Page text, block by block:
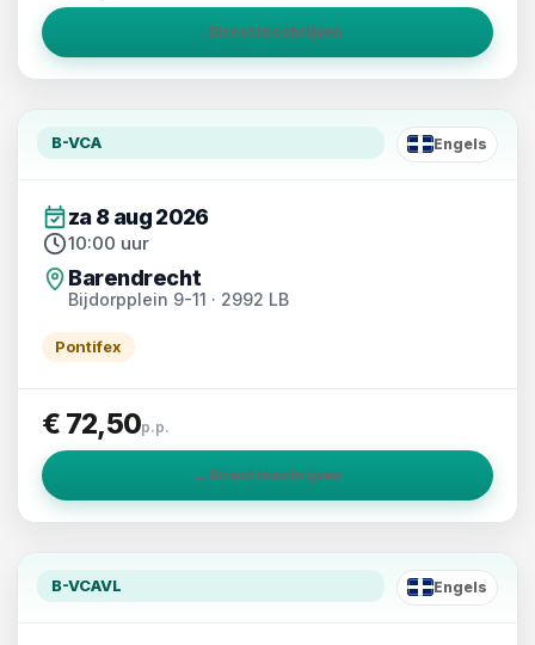
→ Direct inschrijven
B-VCA
EN
Engels
za 8 aug 2026
10:00 uur
Barendrecht
Bijdorpplein 9-11 · 2992 LB
Pontifex
€ 72,50p.p.
→ Direct inschrijven
B-VCAVL
EN
Engels